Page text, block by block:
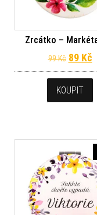
Zrcátko –
99Kč 89 Kč
KOUPIT